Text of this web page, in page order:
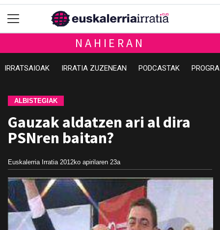
NAHIERAN
IRRATSAIOAK IRRATIA ZUZENEAN PODCASTAK
ALBISTEGIAK
Gauzak aldatzen ari al dira
PSNren baitan?
Euskalerria Irratia 2012ko apirilaren 23a